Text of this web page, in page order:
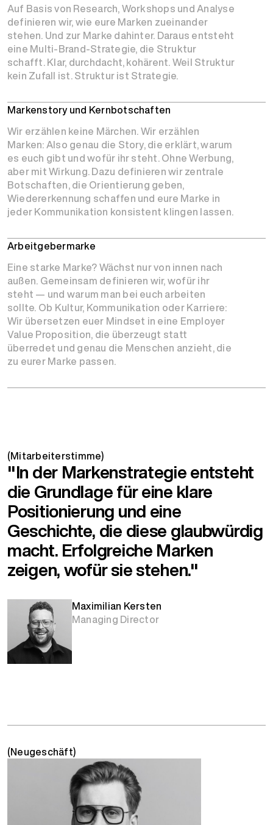
Auf Basis von Research, Workshops und Analyse
definieren wir, wie eure Marken zueinander
stehen. Und zur Marke dahinter. Daraus entsteht
eine Multi-Brand-Strategie, die Struktur
schafft. Klar, durchdacht, kohärent. Weil Struktur
kein Zufall ist. Struktur ist Strategie.
Markenstory und Kernbotschaften
Wir erzählen keine Märchen. Wir erzählen
Marken: Also genau die Story, die erklärt, warum
es euch gibt und wofür ihr steht. Ohne Werbung,
aber mit Wirkung. Dazu definieren wir zentrale
Botschaften, die Orientierung geben,
Wiedererkennung schaffen und eure Marke in
jeder Kommunikation konsistent klingen lassen.
Arbeitgebermarke
Eine starke Marke? Wächst nur von innen nach
außen. Gemeinsam definieren wir, wofür ihr
steht — und warum man bei euch arbeiten
sollte. Ob Kultur, Kommunikation oder Karriere:
Wir übersetzen euer Mindset in eine Employer
Value Proposition, die überzeugt statt
überredet und genau die Menschen anzieht, die
zu eurer Marke passen.
(Mitarbeiterstimme)
"In der Markenstrategie entsteht
die Grundlage für eine klare
Positionierung und eine
Geschichte, die diese glaubwürdig
macht. Erfolgreiche Marken
zeigen, wofür sie stehen."
Maximilian Kersten
Managing Director
(Neugeschäft)